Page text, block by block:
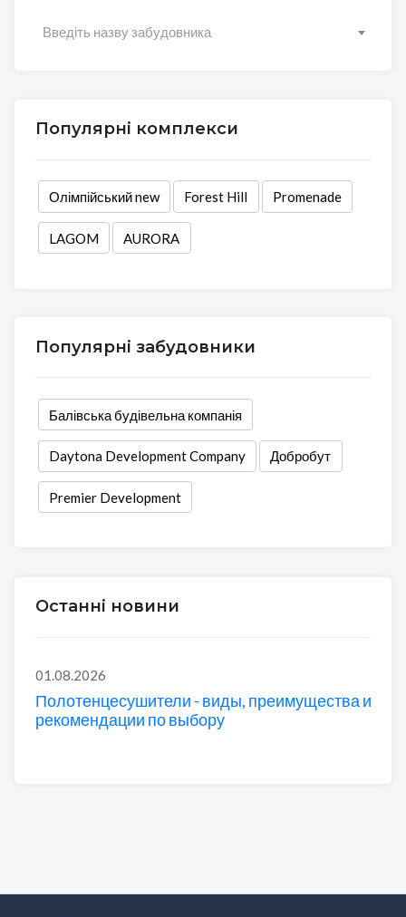
Введіть назву забудовника
Популярні комплекси
Олімпійський new Forest Hill Promenade
LAGOM AURORA
Популярні забудовники
Балівська будівельна компанія
Daytona Development Company Добробут
Premier Development
Останні новини
01.08.2026
Полотенцесушители - виды, преимущества и
рекомендации по выбору